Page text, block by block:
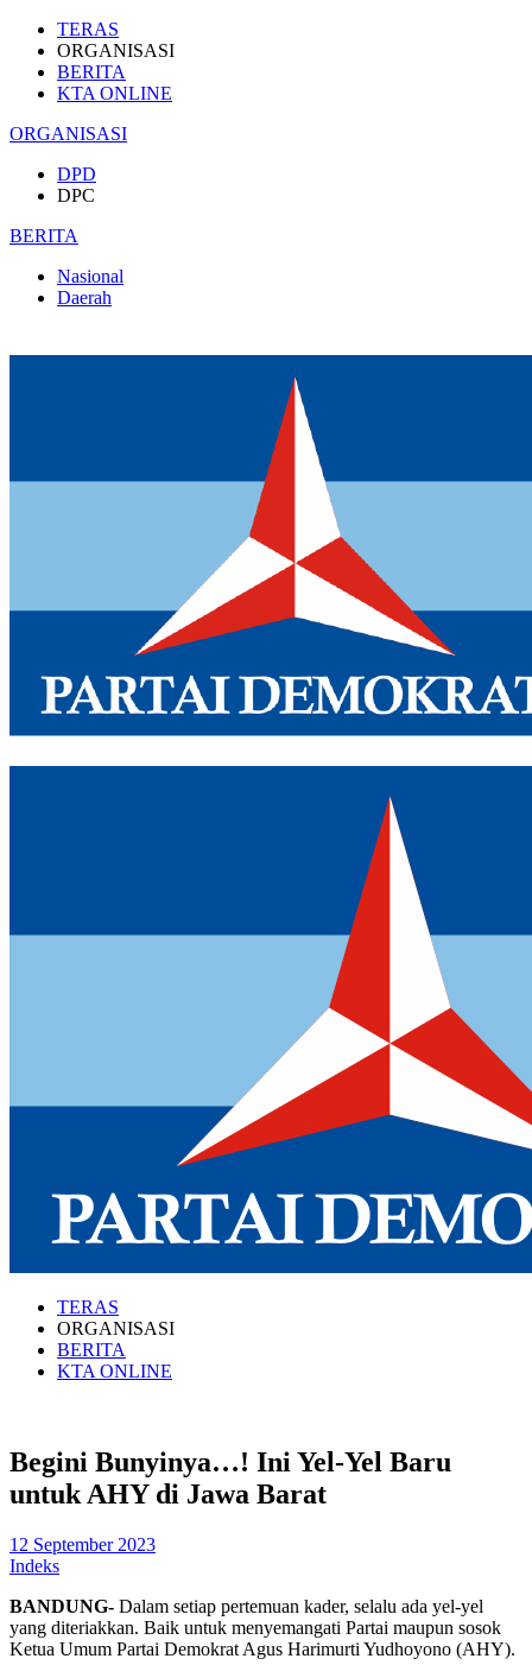
TERAS
ORGANISASI
BERITA
KTA ONLINE
ORGANISASI
DPD
DPC
BERITA
Nasional
Daerah
TERAS
ORGANISASI
BERITA
KTA ONLINE
Begini Bunyinya…! Ini Yel-Yel Baru
untuk AHY di Jawa Barat
12 September 2023
Indeks
BANDUNG- Dalam setiap pertemuan kader, selalu ada yel-yel
yang diteriakkan. Baik untuk menyemangati Partai maupun sosok
Ketua Umum Partai Demokrat Agus Harimurti Yudhoyono (AHY).